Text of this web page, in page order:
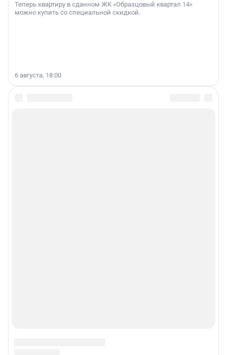
Теперь квартиру в сданном ЖК «Образцовый квартал 14»
можно купить со специальной скидкой.
6 августа, 18:00